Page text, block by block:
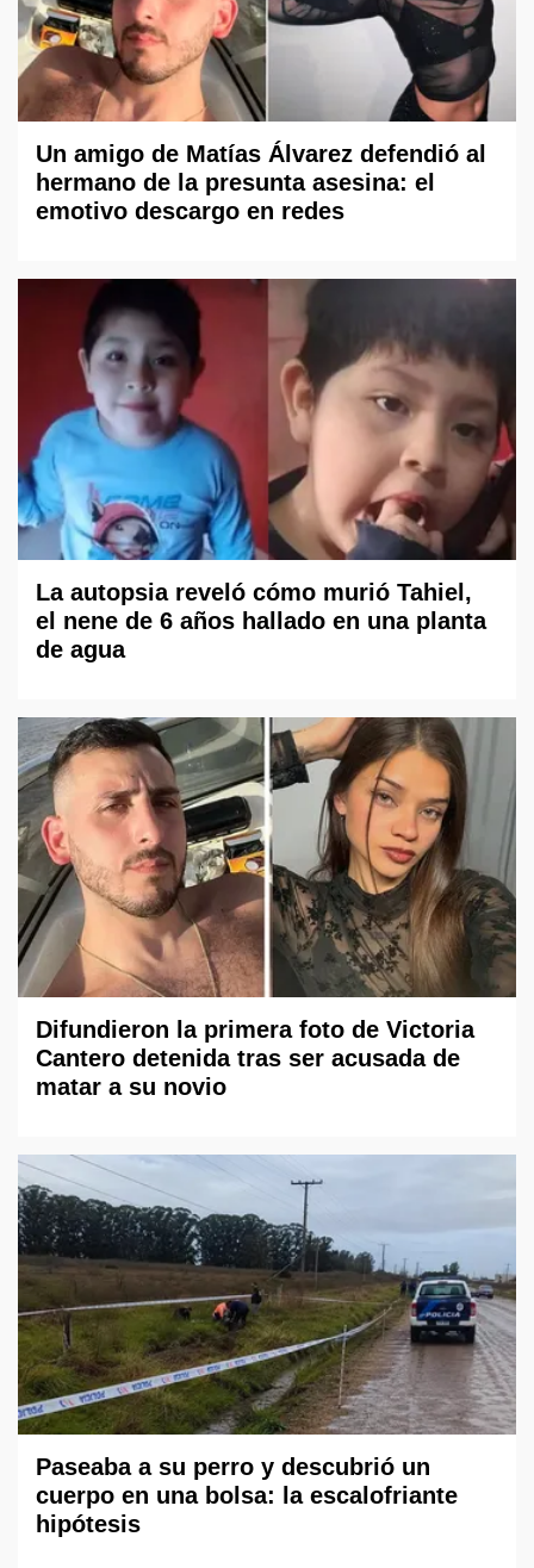
Un amigo de Matías Álvarez defendió al
hermano de la presunta asesina: el
emotivo descargo en redes
La autopsia reveló cómo murió Tahiel,
el nene de 6 años hallado en una planta
de agua
Difundieron la primera foto de Victoria
Cantero detenida tras ser acusada de
matar a su novio
Paseaba a su perro y descubrió un
cuerpo en una bolsa: la escalofriante
hipótesis